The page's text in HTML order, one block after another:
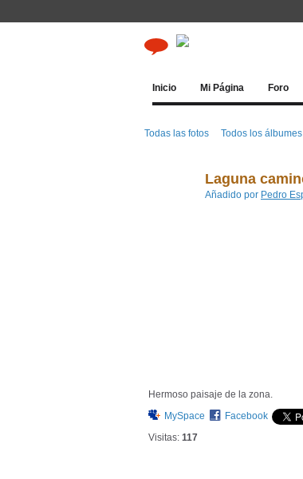
Inicio Mi Página Foro
Todas las fotos Todos los álbumes
Laguna
Añadido por Pedro
Hermoso paisaje de la zona.
MySpace
Facebook
Visitas: 117